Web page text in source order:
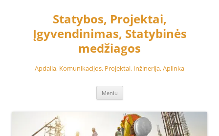
Statybos, Projektai,
Įgyvendinimas, Statybinės
medžiagos
Apdaila, Komunikacijos, Projektai, Inžinerija, Aplinka
Meniu